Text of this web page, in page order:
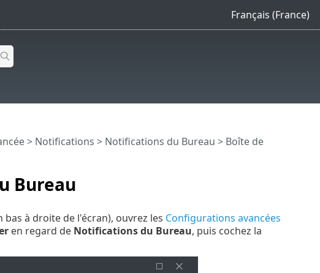
Français (France)
Bureau
> Notifications > Notifications du Bureau > Boîte de
à droite de l'écran), ouvrez les Configurations avancées
en regard de Notifications du Bureau, puis cochez la